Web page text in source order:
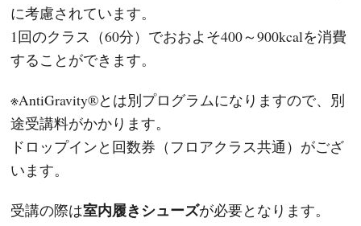
に考慮されています。
1回のクラス（60分）でおおよそ400～900kcalを消費
することができます。
※AntiGravity®とは別プログラムになりますので、別
途受講料がかかります。
ドロップインと回数券（フロアクラス共通）がござ
います。
受講の際は室内履きシューズが必要となります。